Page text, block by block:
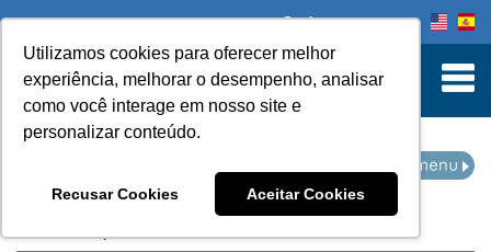
Utilizamos cookies para oferecer melhor
experiência, melhorar o desempenho, analisar
como você interage em nosso site e
personalizar conteúdo.
Recusar Cookies Aceitar Cookies
to Content
Onde comprar